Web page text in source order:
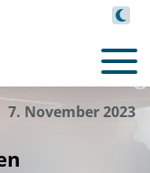
DBU
Pro
7. November 2023